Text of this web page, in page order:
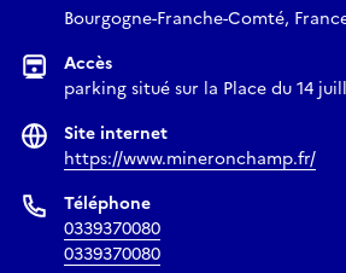
Bourgogne-Franche-Comté,
Accès
parking situé sur la Place du 14
Site internet
https://www.mineronchamp.fr/
Téléphone
0339370080
0339370080